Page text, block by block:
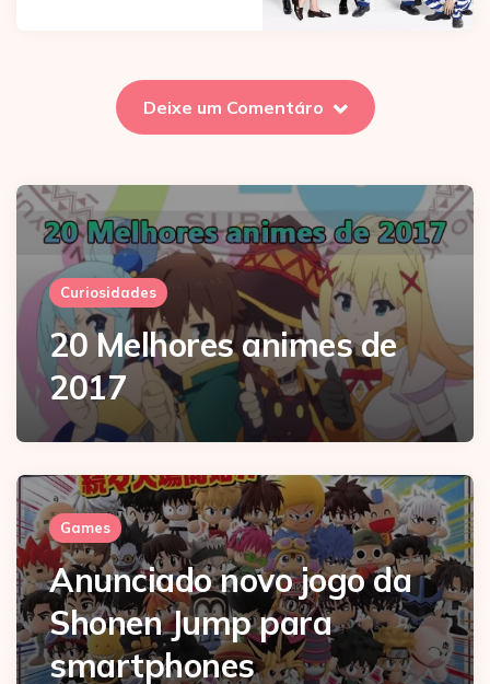
Deixe um Comentáro
Curiosidades
20 Melhores animes de
2017
Games
Anunciado novo jogo da
Shonen Jump para
smartphones